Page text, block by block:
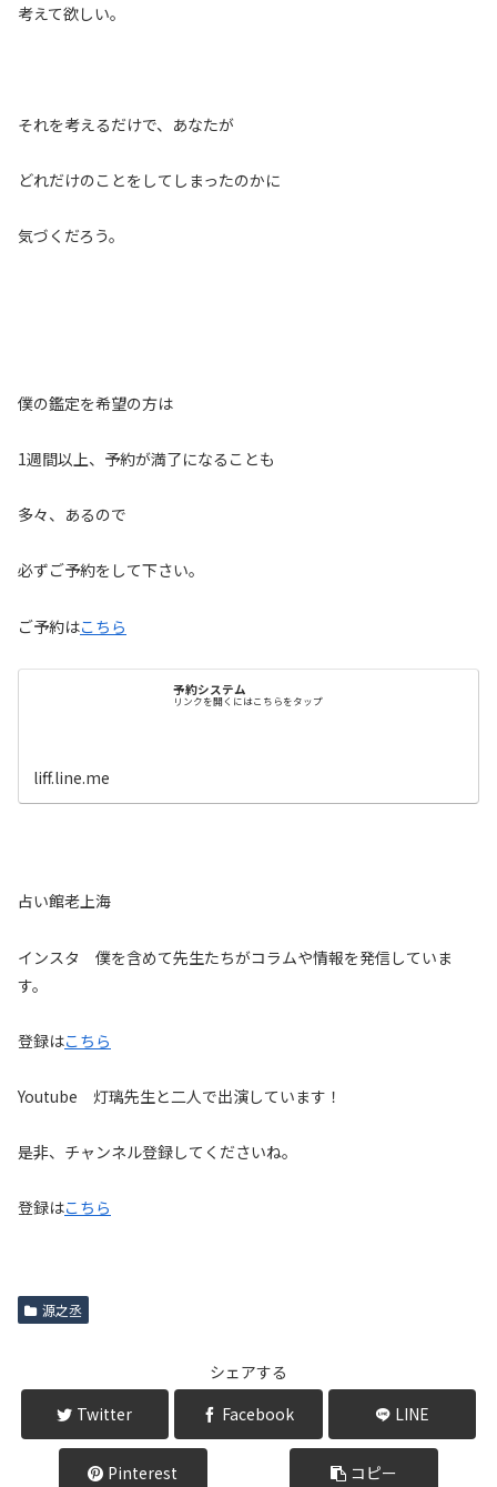
考えて欲しい。
それを考えるだけで、あなたが
どれだけのことをしてしまったのかに
気づくだろう。
僕の鑑定を希望の方は
1週間以上、予約が満了になることも
多々、あるので
必ずご予約をして下さい。
ご予約はこちら
予約システム
リンクを開くにはこちらをタップ
liff.line.me
占い館老上海
インスタ 僕を含めて先生たちがコラムや情報を発信していま
す。
登録はこちら
Youtube 灯璃先生と二人で出演しています！
是非、チャンネル登録してくださいね。
登録はこちら
源之丞
シェアする
Twitter
Facebook LINE
Pinterest コピー